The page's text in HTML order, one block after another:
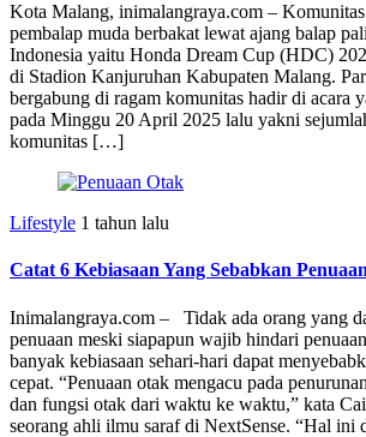
Kota Malang, inimalangraya.com –
pembalap muda berbakat lewat ajang balap
Indonesia yaitu Honda Dream Cup (HDC)
di Stadion Kanjuruhan Kabupaten Malang.
bergabung di ragam komunitas hadir di acara
pada Minggu 20 April 2025 lalu yakni
komunitas […]
Lifestyle 1 tahun lalu
Catat 6 Kebiasaan Yang Sebabkan
Inimalangraya.com – Tidak ada orang yang
penuaan meski siapapun wajib hindari
banyak kebiasaan sehari-hari dapat
cepat. “Penuaan otak mengacu pada
dan fungsi otak dari waktu ke waktu,” kata
seorang ahli ilmu saraf di NextSense. “Hal